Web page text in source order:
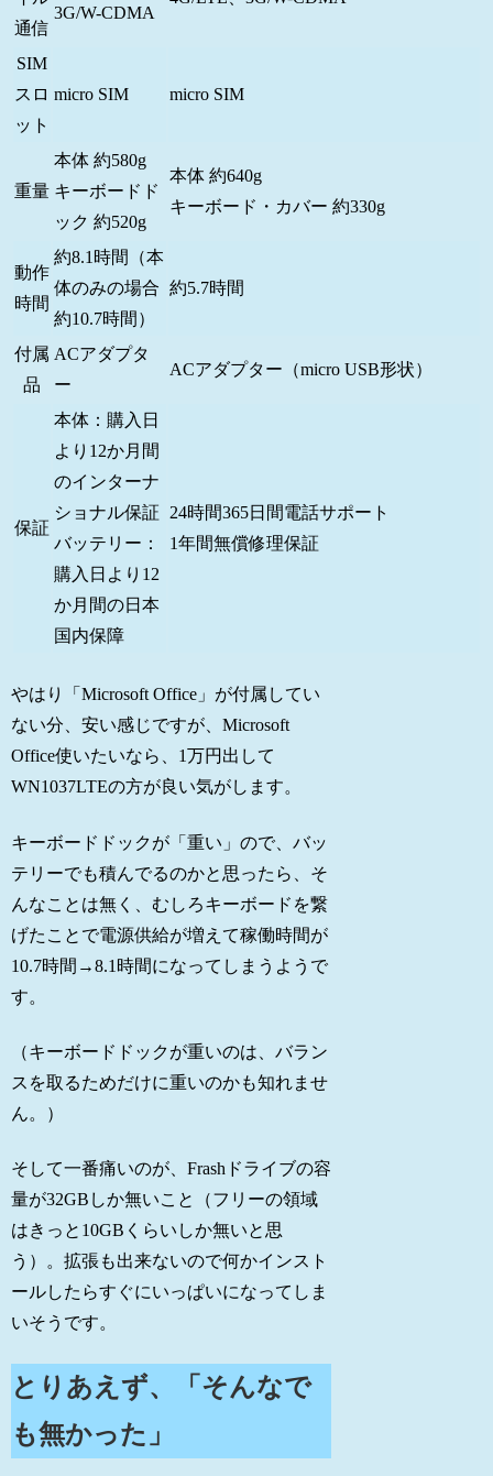
通信
3G/W-CDMA
SIM
スロ
ット
micro SIM micro SIM
重量
本体 約580g
キーボードド
ック 約520g
本体 約640g
キーボード・カバー 約330g
動作
時間
約8.1時間（本
体のみの場合
約10.7時間）
約5.7時間
付属
品
ACアダプタ
ー
ACアダプター（micro USB形状）
保証
本体：購入日
より12か月間
のインターナ
ショナル保証
バッテリー：
購入日より12
か月間の日本
国内保障
24時間365日間電話サポート
1年間無償修理保証
やはり「Microsoft Office」が付属してい
ない分、安い感じですが、Microsoft
Office使いたいなら、1万円出して
WN1037LTEの方が良い気がします。
キーボードドックが「重い」ので、バッ
テリーでも積んでるのかと思ったら、そ
んなことは無く、むしろキーボードを繋
げたことで電源供給が増えて稼働時間が
10.7時間→8.1時間になってしまうようで
す。
（キーボードドックが重いのは、バラン
スを取るためだけに重いのかも知れませ
ん。）
そして一番痛いのが、Frashドライブの容
量が32GBしか無いこと（フリーの領域
はきっと10GBくらいしか無いと思
う）。拡張も出来ないので何かインスト
ールしたらすぐにいっぱいになってしま
いそうです。
とりあえず、「そんなで
も無かった」